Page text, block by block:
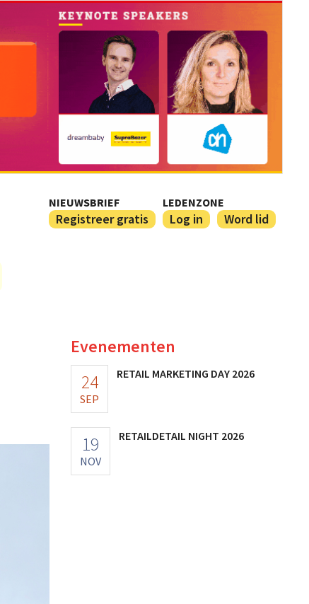
NIEUWSBRIEF
Registreer gratis
LEDENZONE
Log in Word lid
Evenementen
24
SEP
RETAIL MARKETING DAY 2026
19
NOV
RETAILDETAIL NIGHT 2026